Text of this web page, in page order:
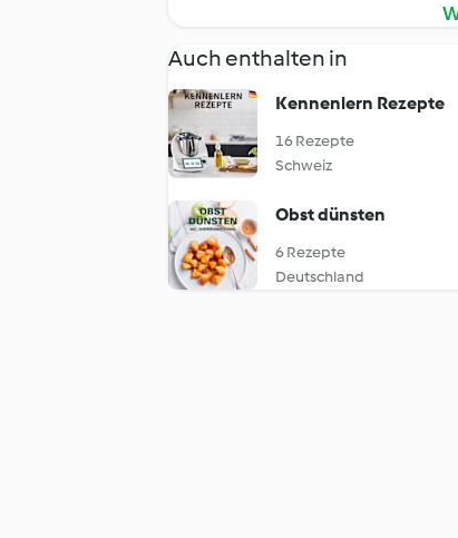
Auch enthalten in
Kennenlern Rezepte
16 Rezepte
Schweiz
Obst dünsten
6 Rezepte
Deutschland